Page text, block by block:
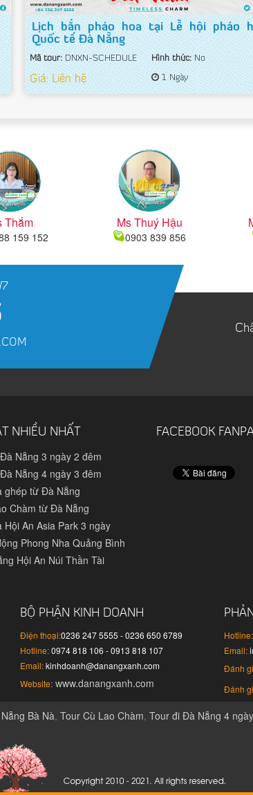
Lịch bắn pháo hoa tại Lễ hội pháo
Quốc tế Đà Nẵng
Mã tour:DNXN-SCHEDULE Hình thức:No
Giá: Liên hệ 1 Ngày
Thắm
159 152
Ms Thuý Hậu
0903 839 856
7
NHIỀU NHẤT
Nẵng 3 ngày 2 đêm
Nẵng 4 ngày 3 đêm
ghép từ Đà Nẵng
Chàm từ Đà Nẵng
Hội An Asia Park 3 ngày
Phong Nha Quảng Bình
Hội An Núi Thần Tài
FACEBOOK
BỘ PHẬN KINH DOANH
Điện thoại:0236 247 5555 - 0236 650 6789
Hotline:0974 818 106 - 0913 818 107
Email:kinhdoanh@danangxanh.com
Website: www.danangxanh.com
Hotline:
Email:
Đánh
Đánh
Bà Nà, Tour Cù Lao Chàm, Tour đi Đà Nẵng 4